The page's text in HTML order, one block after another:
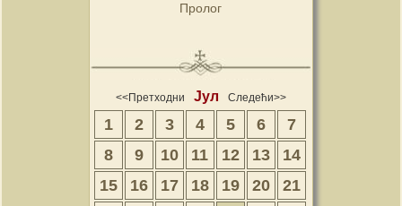
Пролог
<<Претходни Јул Следећи>>
1 2 3 4 5 6
7
8
9 10 11 12 13
14
15
16 17 18 19 20
21